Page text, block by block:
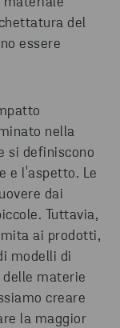
del
essere
nella
si definiscono
e l'aspetto. Le
dai
Tuttavia,
ai prodotti,
modelli di
delle materie
creare
la maggior